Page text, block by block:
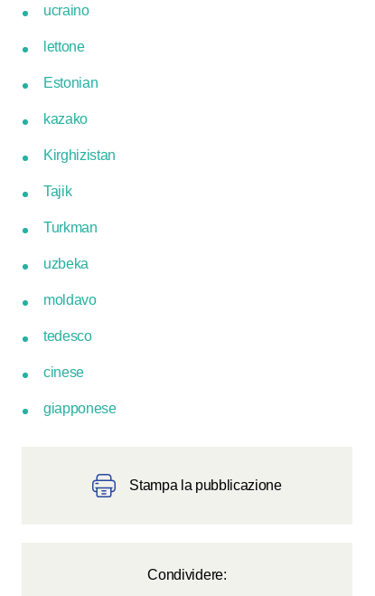
ucraino
lettone
Estonian
kazako
Kirghizistan
Tajik
Turkman
uzbeka
moldavo
tedesco
cinese
giapponese
Stampa la pubblicazione
Condividere: